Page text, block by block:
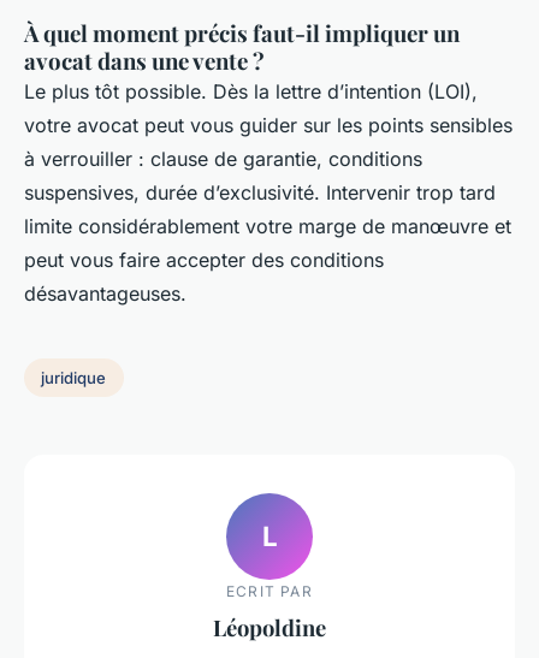
À quel moment précis faut-il impliquer un
avocat dans une vente ?
Le plus tôt possible. Dès la lettre d’intention (LOI),
votre avocat peut vous guider sur les points sensibles
à verrouiller : clause de garantie, conditions
suspensives, durée d’exclusivité. Intervenir trop tard
limite considérablement votre marge de manœuvre et
peut vous faire accepter des conditions
désavantageuses.
juridique
L
ECRIT PAR
Léopoldine